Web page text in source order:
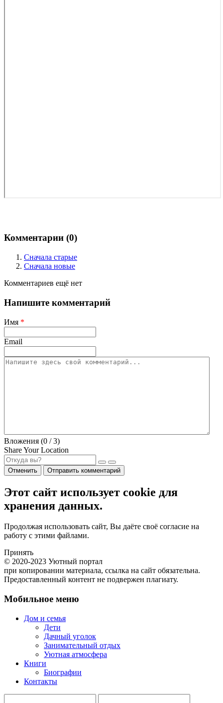
Комментарии (0)
Сначала старые
Сначала новые
Комментариев ещё нет
Напишите комментарий
Имя *
Email
Вложения (0 / 3)
Share Your Location
Отменить Отправить комментарий
Этот сайт использует cookie для
хранения данных.
Продолжая использовать сайт, Вы даёте своё согласие на
работу с этими файлами.
Принять
© 2020-2023 Уютный портал
при копировании материала, ссылка на сайт обязательна.
Предоставленный контент не подвержен плагиату.
Мобильное меню
Дом и семья
Дети
Дачный уголок
Занимательный отдых
Уютная атмосфера
Книги
Биографии
Контакты